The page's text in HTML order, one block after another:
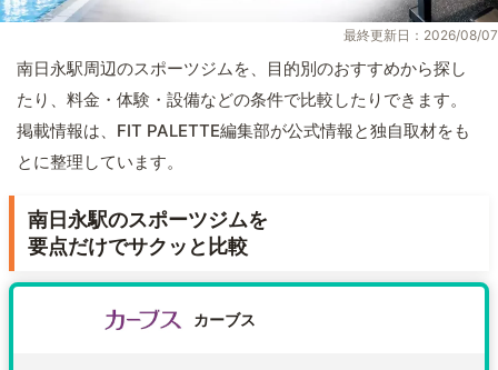
最終更新日：2026/08/07
南日永駅周辺のスポーツジムを、目的別のおすすめから探し
たり、料金・体験・設備などの条件で比較したりできます。
掲載情報は、FIT PALETTE編集部が公式情報と独自取材をも
とに整理しています。
南日永駅のスポーツジムを
要点だけでサクッと比較
カーブス